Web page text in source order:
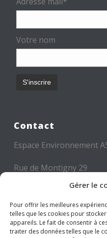
Gérer le
Pour offrir les meilleures
telles que les cookies pour
appareils. Le fait de consentir à
traiter des données telles que le
Votre nom
Contact
Espace Environnement
Rue de Montigny 29
6000 CHARLEROI
Tél: +32 71 300 300
Mail: info@espace-